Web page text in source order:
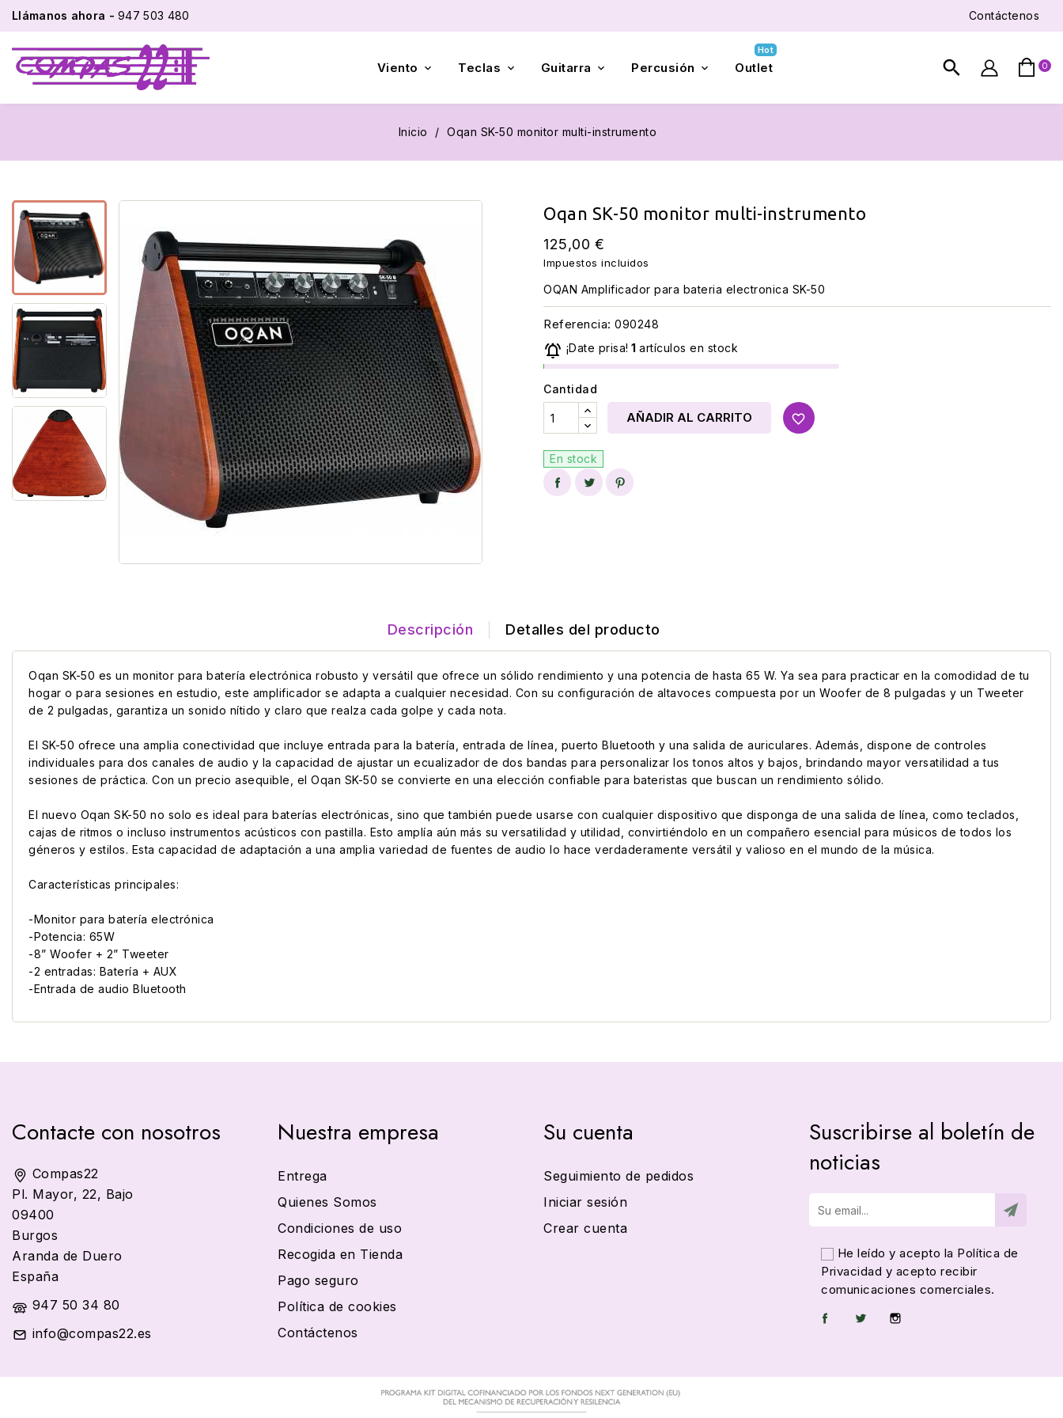
Llámanos ahora - 947 503 480 Contáctenos
Viento  Teclas  Guitarra  Percusión  Outlet
Hot
0
search
Inicio Oqan SK-50 monitor multi-instrumento
Oqan SK-50 monitor multi-instrumento
125,00 €
Impuestos incluidos
OQAN Amplificador para bateria electronica SK-50
Referencia: 090248
 ¡Date prisa! 1 artículos en stock
Cantidad
AÑADIR AL CARRITO favorite_border
En stock
Descripción Detalles del producto
Oqan SK-50 es un monitor para batería electrónica robusto y versátil que ofrece un sólido rendimiento y una potencia de hasta 65 W. Ya sea para practicar en la comodidad de tu
hogar o para sesiones en estudio, este amplificador se adapta a cualquier necesidad. Con su configuración de altavoces compuesta por un Woofer de 8 pulgadas y un Tweeter
de 2 pulgadas, garantiza un sonido nítido y claro que realza cada golpe y cada nota.
El SK-50 ofrece una amplia conectividad que incluye entrada para la batería, entrada de línea, puerto Bluetooth y una salida de auriculares. Además, dispone de controles
individuales para dos canales de audio y la capacidad de ajustar un ecualizador de dos bandas para personalizar los tonos altos y bajos, brindando mayor versatilidad a tus
sesiones de práctica. Con un precio asequible, el Oqan SK-50 se convierte en una elección confiable para bateristas que buscan un rendimiento sólido.
El nuevo Oqan SK-50 no solo es ideal para baterías electrónicas, sino que también puede usarse con cualquier dispositivo que disponga de una salida de línea, como teclados,
cajas de ritmos o incluso instrumentos acústicos con pastilla. Esto amplía aún más su versatilidad y utilidad, convirtiéndolo en un compañero esencial para músicos de todos los
géneros y estilos. Esta capacidad de adaptación a una amplia variedad de fuentes de audio lo hace verdaderamente versátil y valioso en el mundo de la música.
Características principales:
-Monitor para batería electrónica
-Potencia: 65W
-8” Woofer + 2” Tweeter
-2 entradas: Batería + AUX
-Entrada de audio Bluetooth
Contacte con nosotros
Compas22
Pl. Mayor, 22, Bajo
09400
Burgos
Aranda de Duero
España
947 50 34 80
info@compas22.es
Nuestra empresa
Entrega
Quienes Somos
Condiciones de uso
Recogida en Tienda
Pago seguro
Política de cookies
Contáctenos
Su cuenta
Seguimiento de pedidos
Iniciar sesión
Crear cuenta
Suscribirse al boletín de
noticias
He leído y acepto la Política de
Privacidad y acepto recibir
comunicaciones comerciales.
Facebook
Twitter